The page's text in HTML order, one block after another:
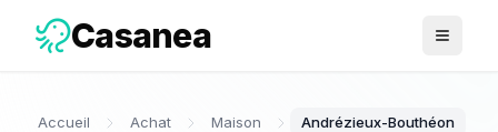
Casanea Ouvrir
Accueil Achat Maison Andrézieux-Bouthéon